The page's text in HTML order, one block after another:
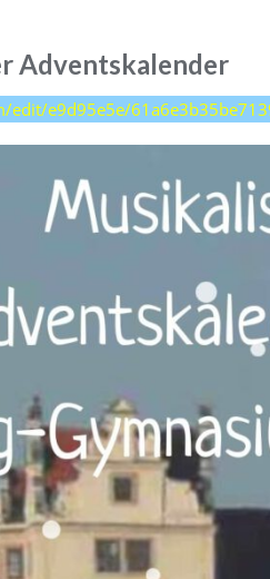
Adventskalender
edit/e9d95e5e/